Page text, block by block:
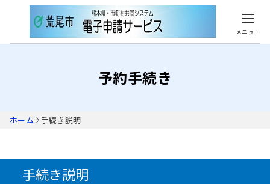
メニュー
予約手続き
ホーム 手続き説明
手続き説明